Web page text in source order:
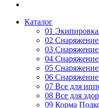
Каталог
01 Экипировка
02
03
04 Снаряжение
05 Снаряжение
06 Снаряжение
07 Все для
08 Все для
09 Корма